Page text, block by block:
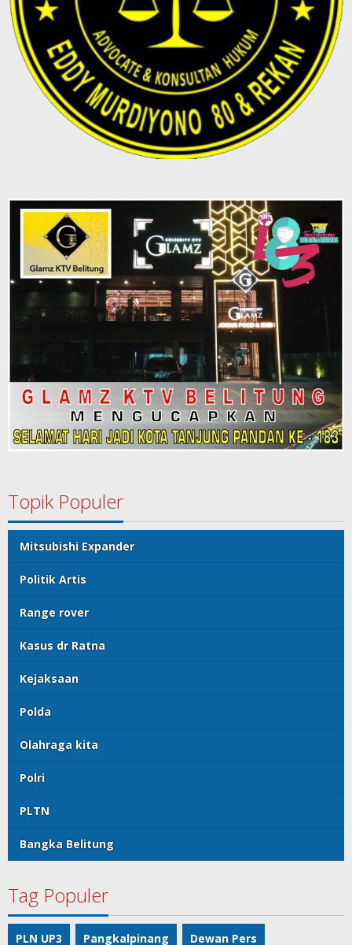
Topik Populer
Mitsubishi Expander
Politik Artis
Range rover
Kasus dr Ratna
Kejaksaan
Polda
Olahraga kita
Polri
PLTN
Bangka Belitung
Tag Populer
PLN UP3 Pangkalpinang Dewan Pers